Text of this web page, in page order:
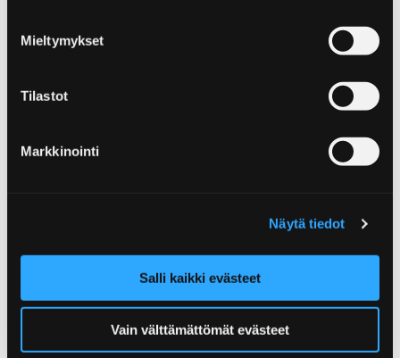
Mieltymykset
Tilastot
Markkinointi
Näytä tiedot
Salli kaikki evästeet
Vain välttämättömät evästeet
Kumppanuus Visit Porin kanssa
Etusivu Uutiset
Uutiset